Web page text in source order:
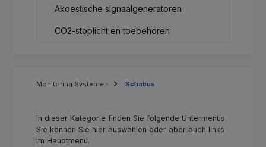
Akoestische signaalgeneratoren
CO2-stoplicht en toebehoren
Monitoring Systemen Schabus
In dieser Kategorie finden Sie folgende Untermenüs.
Sie können Sie hier auswählen oder aber auch links
im Hauptmenü.